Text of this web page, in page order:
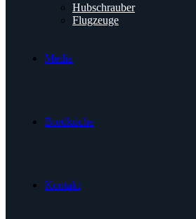
Hubschrauber
Flugzeuge
Media
Bordküche
Kontakt